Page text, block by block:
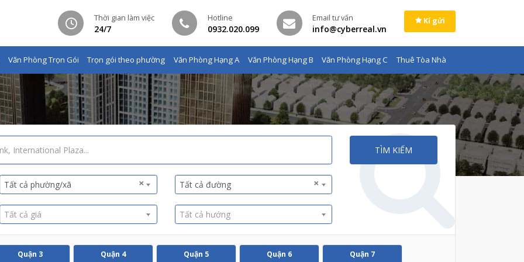
Thời gian làm việc
24/7
Hotline
0932.020.099
Email tư vấn
info@cyberreal.vn
Kí gửi
Văn Phòng Trọn Gói Trọn gói theo phường Văn Phòng Hạng A Văn Phòng Hạng B Văn Phòng Hạng C Thuê Tòa Nhà
×
Tất cả phường/xã ×
Tất cả đường
Tất cả giá Tất cả hướng
TÌM KIẾM
Quận 3 Quận 4 Quận 5 Quận 6 Quận 7